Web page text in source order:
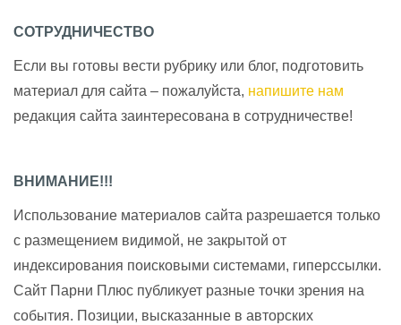
СОТРУДНИЧЕСТВО
Если вы готовы вести рубрику или блог, подготовить
материал для сайта – пожалуйста, напишите нам
редакция сайта заинтересована в сотрудничестве!
ВНИМАНИЕ!!!
Использование материалов сайта разрешается только
с размещением видимой, не закрытой от
индексирования поисковыми системами, гиперссылки.
Сайт Парни Плюс публикует разные точки зрения на
события. Позиции, высказанные в авторских